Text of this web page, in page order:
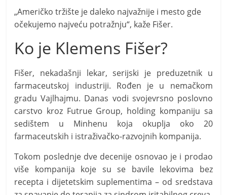
„Američko tržište je daleko najvažnije i mesto gde
očekujemo najveću potražnju“, kaže Fišer.
Ko je Klemens Fišer?
Fišer, nekadašnji lekar, serijski je preduzetnik u
farmaceutskoj industriji. Rođen je u nemačkom
gradu Vajlhajmu. Danas vodi svojevrsno poslovno
carstvo kroz Futrue Group, holding kompaniju sa
sedištem u Minhenu koja okuplja oko 20
farmaceutskih i istraživačko-razvojnih kompanija.
Tokom poslednje dve decenije osnovao je i prodao
više kompanija koje su se bavile lekovima bez
recepta i dijetetskim suplementima – od sredstava